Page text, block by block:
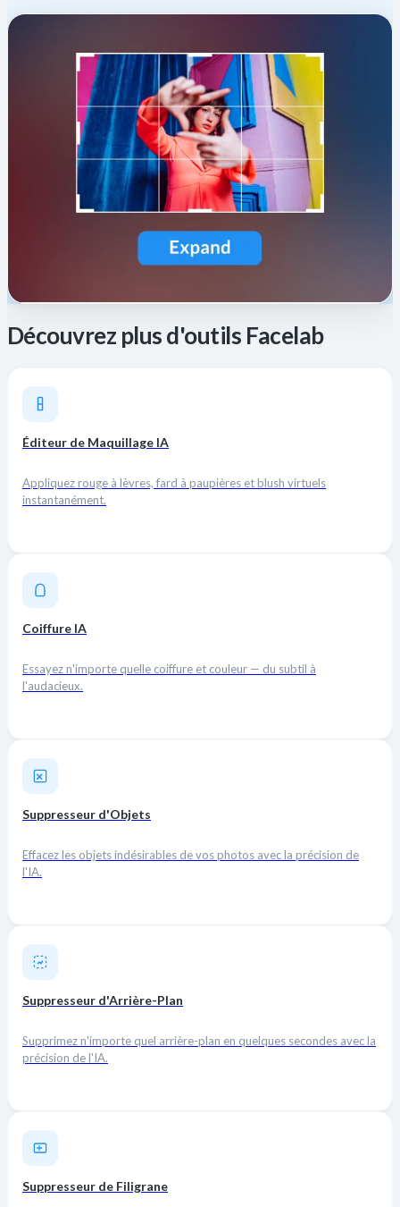
Découvrez plus d'outils Facelab
Éditeur de Maquillage IA
Appliquez rouge à lèvres, fard à paupières et blush virtuels
instantanément.
Coiffure IA
Essayez n'importe quelle coiffure et couleur — du subtil à
l'audacieux.
Suppresseur d'Objets
Effacez les objets indésirables de vos photos avec la précision de
l'IA.
Suppresseur d'Arrière-Plan
Supprimez n'importe quel arrière-plan en quelques secondes avec la
précision de l'IA.
Suppresseur de Filigrane